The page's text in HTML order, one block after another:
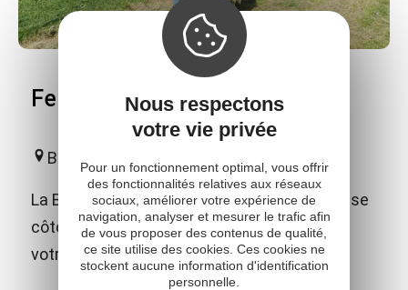
Ferme découverte de la Borde
Bournazel
La Borde, ferme découverte où les animaux se
côtoient en bonne intelligence et attendent
votre visite et vos meilleures attentions.
Nous respectons
votre vie privée
Pour un fonctionnement optimal, vous offrir
des fonctionnalités relatives aux réseaux
sociaux, améliorer votre expérience de
navigation, analyser et mesurer le trafic afin
de vous proposer des contenus de qualité,
ce site utilise des cookies. Ces cookies ne
stockent aucune information d'identification
personnelle.